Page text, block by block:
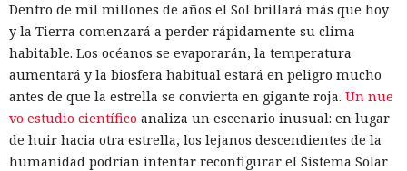
El comité consideraque la infraestructura conservada pudo
haber dado a estructuras chinas la capacidad de observar
tráfico sensible, ayudar a mantener servidores maliciosos y
crear condiciones para desviar datos. La investigación no
presenta pruebas directas de la participación de empleados
de los operadores en ciberataques.
Los autores prestaron atención especial a la campaña Salt
Dentro de mil millones de años el Sol brillará más que hoy
y la Tierra comenzará a perder rápidamente su clima
habitable. Los océanos se evaporarán, la temperatura
aumentará y la biosfera habitual estará en peligro mucho
antes de que la estrella se convierta en gigante roja. Un nue
vo estudio científico analiza un escenario inusual: en lugar
de huir hacia otra estrella, los lejanos descendientes de la
humanidad podrían intentar reconfigurar el Sistema Solar